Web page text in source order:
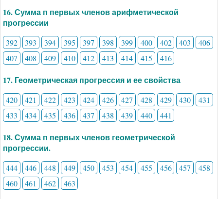
16. Сумма п первых членов арифметической
прогрессии
392 393 394 395 397 398 399 400 402 403
406
407
408 409 410 412 413 414 415 416
17. Геометрическая прогрессия и ее свойства
420 421 422 423 424 426 427 428 429 430
431
433
434 435 436 437 438 439 440 441
18. Сумма п первых членов геометрической
прогрессии.
444 446 448 449 450 453 454 455 456 457
458
460
461 462 463